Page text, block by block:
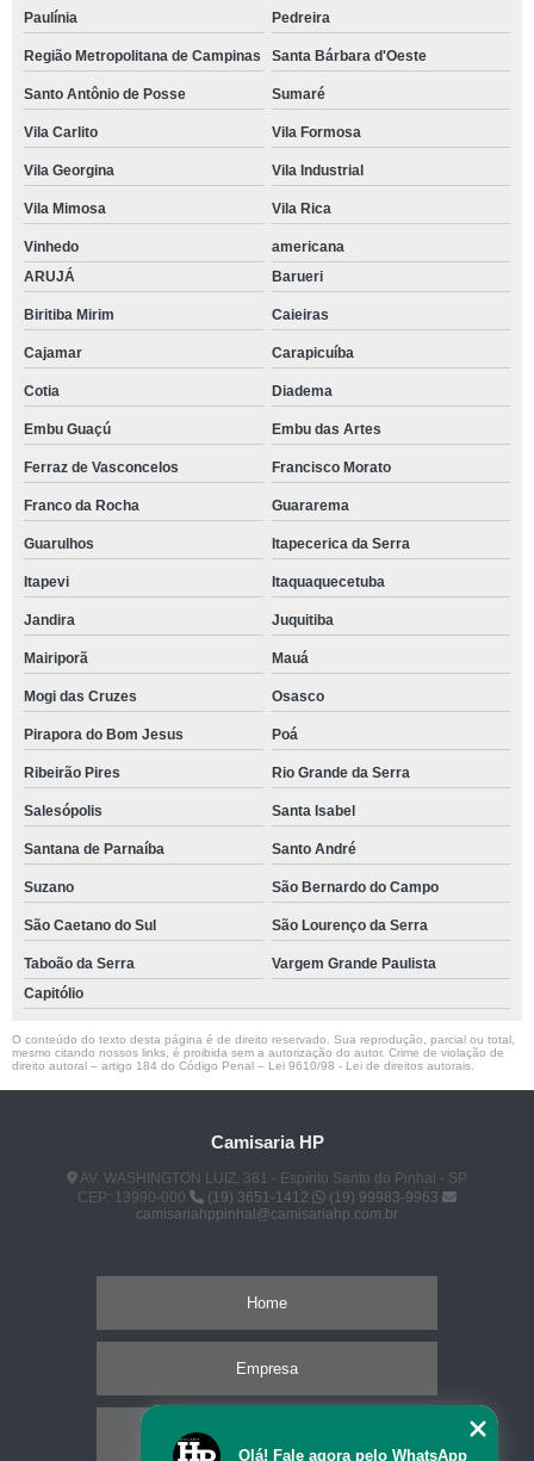
Paulínia Pedreira
Região Metropolitana de Campinas Santa Bárbara d'Oeste
Santo Antônio de Posse Sumaré
Vila Carlito Vila Formosa
Vila Georgina Vila Industrial
Vila Mimosa Vila Rica
Vinhedo
americana
ARUJÁ
Barueri
Biritiba Mirim Caieiras
Cajamar Carapicuíba
Cotia Diadema
Embu Guaçú Embu das Artes
Ferraz de Vasconcelos Francisco Morato
Franco da Rocha Guararema
Guarulhos Itapecerica da Serra
Itapevi Itaquaquecetuba
Jandira Juquitiba
Mairiporã Mauá
Mogi das Cruzes Osasco
Pirapora do Bom Jesus Poá
Ribeirão Pires Rio Grande da Serra
Salesópolis Santa Isabel
Santana de Parnaíba Santo André
Suzano São Bernardo do Campo
São Caetano do Sul São Lourenço da Serra
Taboão da Serra
Vargem Grande Paulista
Capitólio
O conteúdo do texto desta página é de direito reservado. Sua reprodução, parcial ou total,
mesmo citando nossos links, é proibida sem a autorização do autor. Crime de violação de
direito autoral – artigo 184 do Código Penal – Lei 9610/98 - Lei de direitos autorais
Camisaria HP
AV. WASHINGTON LUIZ, 381 - Espírito Santo do Pinhal - SP
CEP: 13990-000
(19) 3651-1412
(19) 99983-9963
camisariahppinhal@camisariahp.com.br
Home
Empresa
Olá! Fale agora pelo WhatsApp